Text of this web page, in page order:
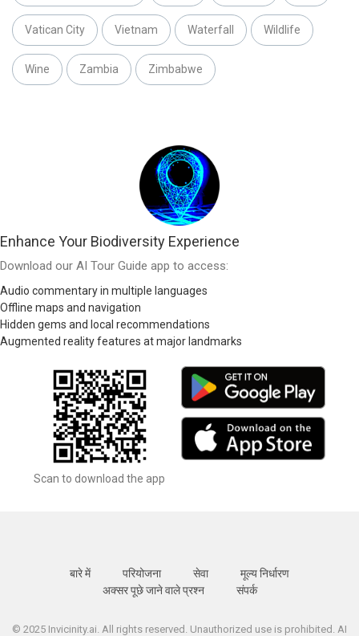
Vatican City Vietnam Waterfall Wildlife
Wine Zambia Zimbabwe
Enhance Your Biodiversity Experience
Download our AI Tour Guide app to access:
Audio commentary in multiple languages
Offline maps and navigation
Hidden gems and local recommendations
Augmented reality features at major landmarks
Scan to download the app
बारे में परियोजना सेवा
मूल्य निर्धारण
अक्सर पूछे जाने वाले प्रश्न
संपर्क
© 2025 Invicinity.ai. All rights reserved. Unauthorized use is prohibited. AI